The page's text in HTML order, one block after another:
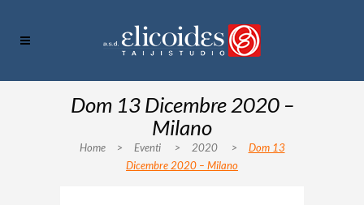
Dom 13 Dicembre 2020 –
Milano
Home > Eventi > 2020 >
Dom 13
Dicembre 2020 – Milano